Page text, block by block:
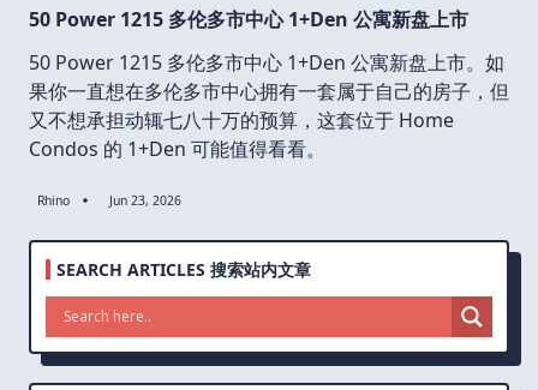
50 Power 1215 多伦多市中心 1+Den 公寓新盘上市
50 Power 1215 多伦多市中心 1+Den 公寓新盘上市。如
果你一直想在多伦多市中心拥有一套属于自己的房子，但
又不想承担动辄七八十万的预算，这套位于 Home
Condos 的 1+Den 可能值得看看。
Rhino Jun 23, 2026
SEARCH ARTICLES 搜索站内文章